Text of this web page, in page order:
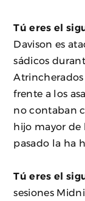
Tú eres el
Davison es
sádicos
Atrincherados
frente a los
no contaban
hijo mayor de
pasado la ha
Tú eres el
sesiones